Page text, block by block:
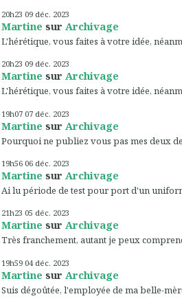
20h23 09 déc. 2023
Martine sur Archivage
L'hérétique, vous faites à votre idée,
20h23 09 déc. 2023
Martine sur Archivage
L'hérétique, vous faites à votre idée,
19h07 07 déc. 2023
Martine sur Archivage
Pourquoi ne publiez vous pas mes deux
19h56 06 déc. 2023
Martine sur Archivage
Ai lu période de test pour port d'un
21h23 05 déc. 2023
Martine sur Archivage
Très franchement, autant je peux
19h59 04 déc. 2023
Martine sur Archivage
Suis dégoûtée, l'employée de ma belle-